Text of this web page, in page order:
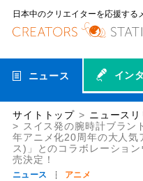
日本中のクリエイターを応援する
ニュース イン
サイトトップ
ニュースリ
スイス発の腕時計ブラ
年アニメ化20周年の大人
ス)」とのコラボレーショ
売決定！
ニュース アニメ